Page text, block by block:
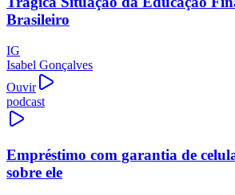
Brasileiro
IG
Isabel Gonçalves
Ouvir
podcast
Empréstimo com garantia de
sobre ele